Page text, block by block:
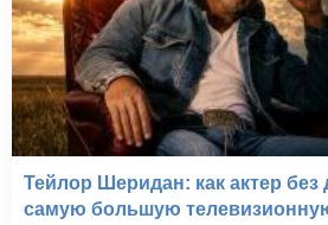
Тейлор Шеридан: как актер без
самую большую